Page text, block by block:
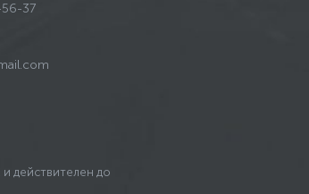
37
и действителен до